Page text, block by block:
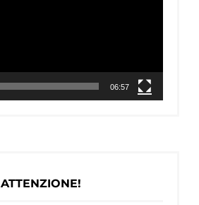
06:57
ATTENZIONE!